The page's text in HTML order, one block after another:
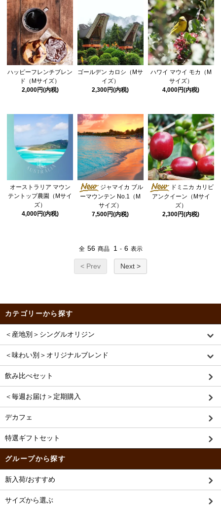
ハッピーフレンチブレン
ド（Mサイズ）
2,000円(内税)
ゴールデン カロシ（Mサ
イズ）
2,300円(内税)
ハワイ マウイ モカ（M
サイズ）
4,000円(内税)
オーストラリア マウン
テントップ農園（Mサイ
ズ）
4,000円(内税)
ジャマイカ ブル
ーマウンテン No.1（M
サイズ）
7,500円(内税)
ドミニカ カリビ
アンクイーン（Mサイ
ズ）
2,300円(内税)
全 56 商品 1 - 6 表示
< Prev Next >
カテゴリーから探す
＜産地別＞シングルオリジン
＜味わい別＞オリジナルブレンド
飲み比べセット
＜毎週お届け＞定期購入
デカフェ
特選ギフトセット
グループから探す
新入荷/おすすめ
サイズから選ぶ